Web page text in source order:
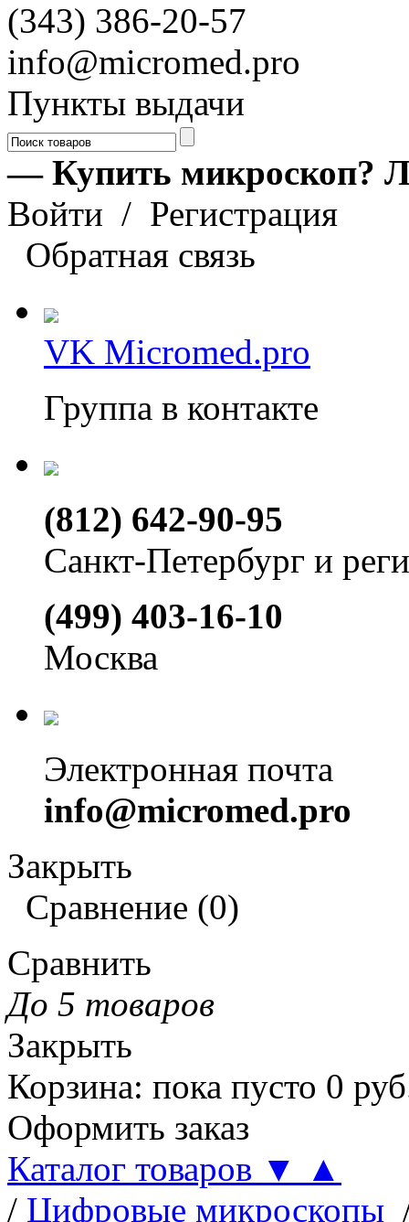
(343) 386-20-57
info@micromed.pro
Пункты выдачи
— Купить микроскоп?
Войти / Регистрация
Обратная связь
VK Micromed.pro
Группа в контакте
(812) 642-90-95
Санкт-Петербург и
(499) 403-16-10
Москва
Электронная почта
info@micromed.pro
Закрыть
Сравнение (0)
Сравнить
До 5 товаров
Закрыть
Корзина: пока пусто 0
Оформить заказ
Каталог товаров ▼
▲
/ Цифровые микроскопы